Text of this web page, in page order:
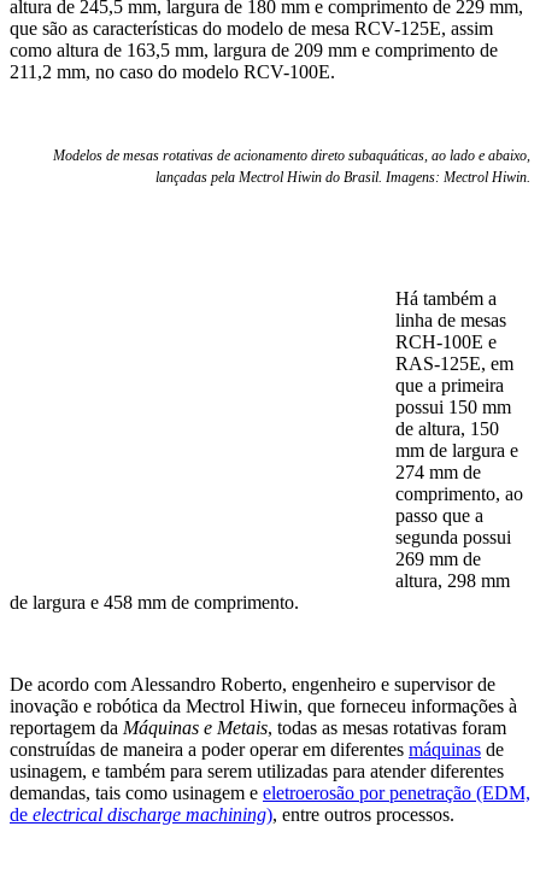
altura de 245,5 mm, largura de 180 mm e comprimento de 229 mm,
que são as características do modelo de mesa RCV-125E, assim
como altura de 163,5 mm, largura de 209 mm e comprimento de
211,2 mm, no caso do modelo RCV-100E.
Modelos de mesas rotativas de acionamento direto subaquáticas, ao lado e abaixo,
lançadas pela Mectrol Hiwin do Brasil. Imagens: Mectrol Hiwin.
Há também a
linha de mesas
RCH-100E e
RAS-125E, em
que a primeira
possui 150 mm
de altura, 150
mm de largura e
274 mm de
comprimento, ao
passo que a
segunda possui
269 mm de
altura, 298 mm
de largura e 458 mm de comprimento.
De acordo com Alessandro Roberto, engenheiro e supervisor de
inovação e robótica da Mectrol Hiwin, que forneceu informações à
reportagem da Máquinas e Metais, todas as mesas rotativas foram
construídas de maneira a poder operar em diferentes máquinas de
usinagem, e também para serem utilizadas para atender diferentes
demandas, tais como usinagem e eletroerosão por penetração (EDM,
de electrical discharge machining), entre outros processos.